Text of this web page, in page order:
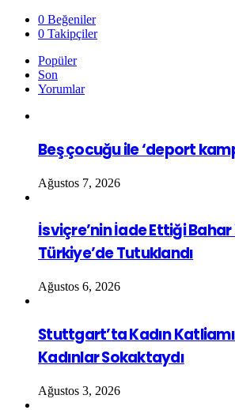
0 Beğeniler
0 Takipçiler
Popüler
Son
Yorumlar
Beş çocuğu ile ‘deport
Ağustos 7, 2026
İsviçre’nin İade Ettiği
Türkiye’de Tutuklandı
Ağustos 6, 2026
Stuttgart’ta Kadın
Kadınlar Sokaktaydı
Ağustos 3, 2026